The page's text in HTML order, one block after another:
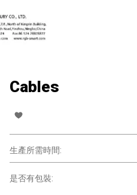
Cables
生產所需時間:
是否有包裝: